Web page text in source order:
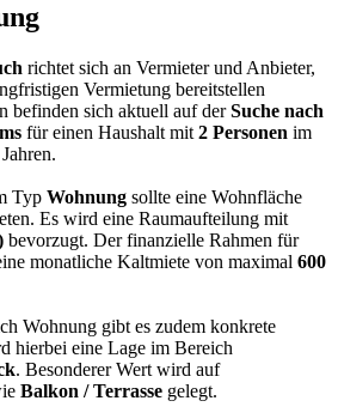
richtet sich an Vermieter und Anbieter,
Vermietung bereitstellen
befinden sich aktuell auf derSuche nach
für einen Haushalt mit 2 Personen im
Typ Wohnung sollte eine Wohnfläche
Es wird eine Raumaufteilung mit
bevorzugt. Der finanzielle Rahmen für
monatliche Kaltmiete von maximal 600
Wohnung gibt es zudem konkrete
hierbei eine Lage im Bereich
. Besonderer Wert wird auf
Balkon / Terrasse gelegt.